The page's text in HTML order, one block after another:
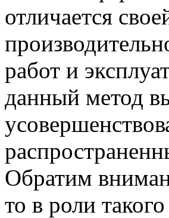
отличается
работ и
данный метод
Обратим
то в роли